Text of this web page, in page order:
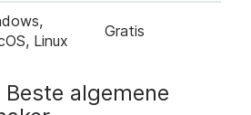
Linux
Gratis
Beste algemene